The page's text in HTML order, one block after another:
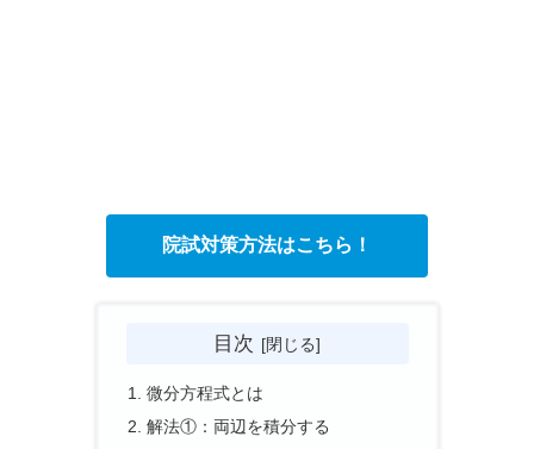
院試対策方法はこちら！
目次
微分方程式とは
解法①：両辺を積分する